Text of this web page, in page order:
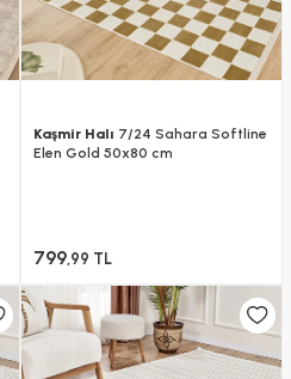
Kaşmir Halı 7/24 Sahara Softline
Elen Gold 50x80 cm
799,99 TL